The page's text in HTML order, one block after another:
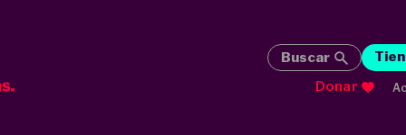
Buscar
Donar